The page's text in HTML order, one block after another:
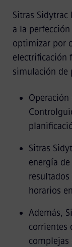
Sitras
a la
optimizar por
electrificación
simulación de
Sitras
energía
horarios
Además,
corrientes
complejas